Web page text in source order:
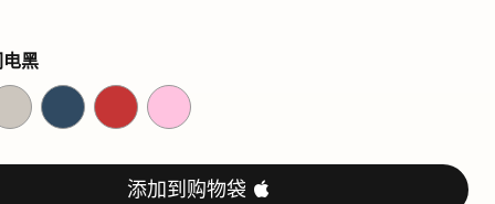
电黑
飚
速
劲
速
超
能
添加到购物袋